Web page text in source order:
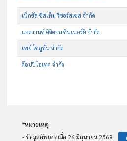
เน็กซัส ซิสเท็ม รีซอร์สเซส จำกัด
แอดวานซ์ ดิจิตอล ซินเนอร์ยี จำกัด
เพย์ โซลูชั่น จำกัด
ด๊อปปิโอเทค จำกัด
*หมายเหตุ
- ข้อมูลอัพเดทเมื่อ 26 มิถุนายน 2569